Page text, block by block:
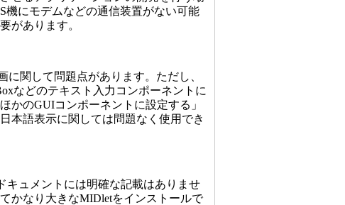
機にモデムなどの通信装置がない可能
があります。
関して問題点があります。ただし、
などのテキスト入力コンポーネントに
かのGUIコンポーネントに設定する」
本語表示に関しては問題なく使用でき
キュメントには明確な記載はありませ
かなり大きなMIDletをインストールで